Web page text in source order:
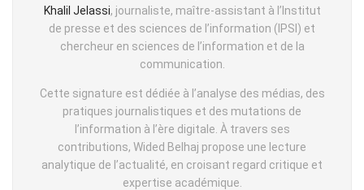
Khalil Jelassi, journaliste, maître-assistant à l’Institut
de presse et des sciences de l’information (IPSI) et
chercheur en sciences de l’information et de la
communication.
Cette signature est dédiée à l’analyse des médias, des
pratiques journalistiques et des mutations de
l’information à l’ère digitale. À travers ses
contributions, Wided Belhaj propose une lecture
analytique de l’actualité, en croisant regard critique et
expertise académique.